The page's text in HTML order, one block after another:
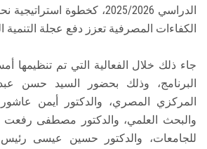
الدراسي 2025/2026، كخطوة
الكفاءات المصرفية تعزز دفع عجلة التنمية
جاء ذلك خلال الفعالية التي تم تنظيمها
البرنامج، وذلك بحضور السيد حسن
المركزي المصري، والدكتور أيمن عاشور
والبحث العلمي، والدكتور مصطفى رفعت
للجامعات، والدكتور حسين عيسى